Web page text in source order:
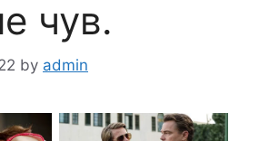
чув.
by admin